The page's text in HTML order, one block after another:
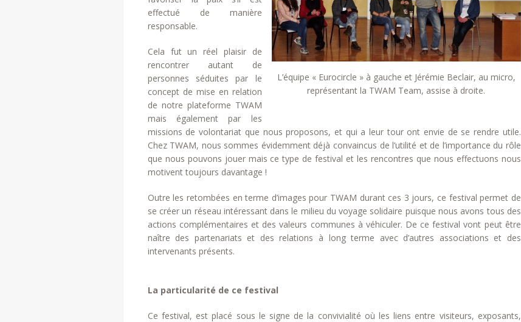
L’équipe « Eurocircle » à gauche et Jérémie Beclair, au micro,
représentant la TWAM Team, assise à droite.
effectué de manière
responsable.
Cela fut un réel plaisir de
rencontrer autant de
personnes séduites par le
concept de mise en relation
de notre plateforme TWAM
mais également par les
missions de volontariat que nous proposons, et qui a leur tour ont envie de se rendre utile.
Chez TWAM, nous sommes évidemment déjà convaincus de l’utilité et de l’importance du rôle
que nous pouvons jouer mais ce type de festival et les rencontres que nous effectuons nous
motivent toujours davantage !
Outre les retombées en terme d’images pour TWAM durant ces 3 jours, ce festival permet de
se créer un réseau intéressant dans le milieu du voyage solidaire puisque nous avons tous des
actions complémentaires et des valeurs communes à véhiculer. De ce festival vont peut être
naître des partenariats et des relations à long terme avec d’autres associations et des
intervenants présents.
La particularité de ce festival
Ce festival, est placé sous le signe de la convivialité où les liens entre visiteurs, exposants,